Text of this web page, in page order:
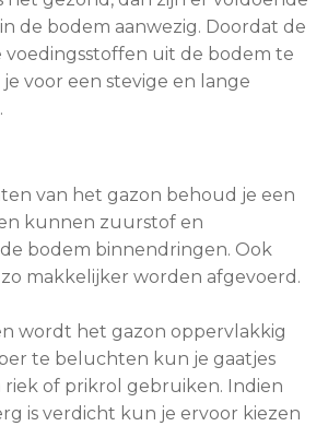
de bodem aanwezig. Doordat de
voedingsstoffen uit de bodem te
voor een stevige en lange
van het gazon behoud je een
kunnen zuurstof en
bodem binnendringen. Ook
makkelijker worden afgevoerd.
wordt het gazon oppervlakkig
te beluchten kun je gaatjes
of prikrol gebruiken. Indien
is verdicht kun je ervoor kiezen